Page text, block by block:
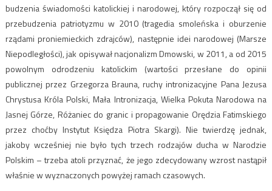
budzenia świadomości katolickiej i narodowej, który rozpoczął się od
przebudzenia patriotyzmu w 2010 (tragedia smoleńska i oburzenie
rządami proniemieckich zdrajców), następnie idei narodowej (Marsze
Niepodległości), jak opisywał nacjonalizm Dmowski, w 2011, a od 2015
powolnym odrodzeniu katolickim (wartości przesłane do opinii
publicznej przez Grzegorza Brauna, ruchy intronizacyjne Pana Jezusa
Chrystusa Króla Polski, Mała Intronizacja, Wielka Pokuta Narodowa na
Jasnej Górze, Różaniec do granic i propagowanie Orędzia Fatimskiego
przez choćby Instytut Księdza Piotra Skargi). Nie twierdzę jednak,
jakoby wcześniej nie było tych trzech rodzajów ducha w Narodzie
Polskim – trzeba atoli przyznać, że jego zdecydowany wzrost nastąpił
właśnie w wyznaczonych powyżej ramach czasowych.